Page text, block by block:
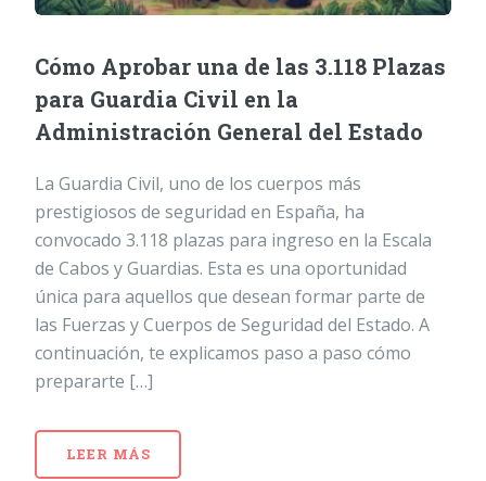
Cómo Aprobar una de las 3.118 Plazas
para Guardia Civil en la
Administración General del Estado
La Guardia Civil, uno de los cuerpos más
prestigiosos de seguridad en España, ha
convocado 3.118 plazas para ingreso en la Escala
de Cabos y Guardias. Esta es una oportunidad
única para aquellos que desean formar parte de
las Fuerzas y Cuerpos de Seguridad del Estado. A
continuación, te explicamos paso a paso cómo
prepararte […]
LEER MÁS